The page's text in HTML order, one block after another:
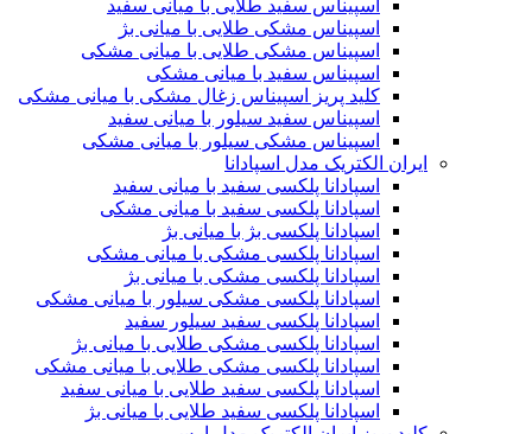
اسپیناس سفید طلایی با میانی سفید
اسپیناس مشکی طلایی با میانی بژ
اسپیناس مشکی طلایی با میانی مشکی
اسپیناس سفید با میانی مشکی
کلید پریز اسپیناس زغال مشکی با میانی مشکی
اسپیناس سفید سیلور با میانی سفید
اسپیناس مشکی سیلور با میانی مشکی
ایران الکتریک مدل اسپادانا
اسپادانا پلکسی سفید با میانی سفید
اسپادانا پلکسی سفید با میانی مشکی
اسپادانا پلکسی بژ با میانی بژ
اسپادانا پلکسی مشکی با میانی مشکی
اسپادانا پلکسی مشکی با میانی بژ
اسپادانا پلکسی مشکی سیلور با میانی مشکی
اسپادانا پلکسی سفید سیلور سفید
اسپادانا پلکسی مشکی طلایی با میانی بژ
اسپادانا پلکسی مشکی طلایی با میانی مشکی
اسپادانا پلکسی سفید طلایی با میانی سفید
اسپادانا پلکسی سفید طلایی با میانی بژ